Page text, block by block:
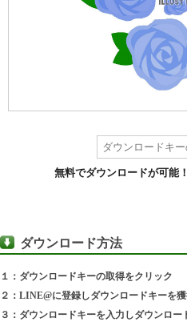
無料でダウンロードが可能！
ダウンロード方法
１：ダウンロードキーの取得をクリック
２：LINE@に登録しダウンロードキーを
３：ダウンロードキーを入力しダウンロー